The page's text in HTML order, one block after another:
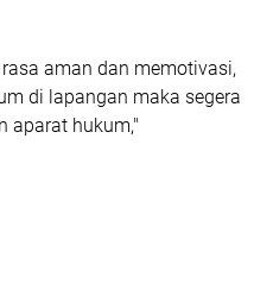
aman dan memotivasi,
di lapangan maka segera
aparat hukum,"